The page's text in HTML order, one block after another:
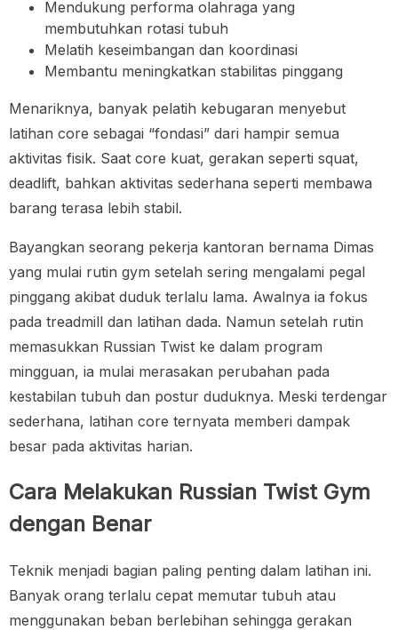
Mendukung performa olahraga yang
membutuhkan rotasi tubuh
Melatih keseimbangan dan koordinasi
Membantu meningkatkan stabilitas pinggang
Menariknya, banyak pelatih kebugaran menyebut
latihan core sebagai “fondasi” dari hampir semua
aktivitas fisik. Saat core kuat, gerakan seperti squat,
deadlift, bahkan aktivitas sederhana seperti membawa
barang terasa lebih stabil.
Bayangkan seorang pekerja kantoran bernama Dimas
yang mulai rutin gym setelah sering mengalami pegal
pinggang akibat duduk terlalu lama. Awalnya ia fokus
pada treadmill dan latihan dada. Namun setelah rutin
memasukkan Russian Twist ke dalam program
mingguan, ia mulai merasakan perubahan pada
kestabilan tubuh dan postur duduknya. Meski terdengar
sederhana, latihan core ternyata memberi dampak
besar pada aktivitas harian.
Cara Melakukan Russian Twist Gym
dengan Benar
Teknik menjadi bagian paling penting dalam latihan ini.
Banyak orang terlalu cepat memutar tubuh atau
menggunakan beban berlebihan sehingga gerakan